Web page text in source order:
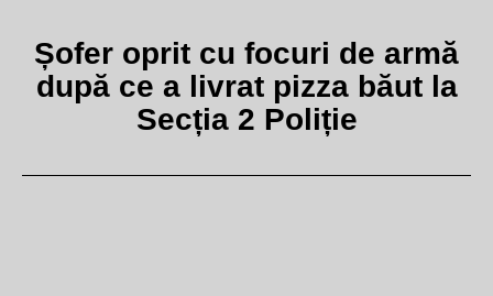
Șofer oprit cu focuri de armă
după ce a livrat pizza băut la
Secția 2 Poliție